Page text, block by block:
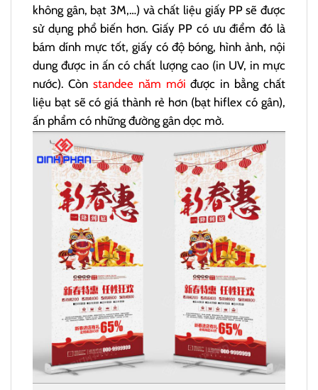
không gân, bạt 3M,…) và chất liệu giấy PP sẽ được
sử dụng phổ biến hơn. Giấy PP có ưu điểm đó là
bám dính mực tốt, giấy có độ bóng, hình ảnh, nội
dung được in ấn có chất lượng cao (in UV, in mực
nước). Còn standee năm mới được in bằng chất
liệu bạt sẽ có giá thành rẻ hơn (bạt hiflex có gân),
ấn phẩm có những đường gân dọc mờ.